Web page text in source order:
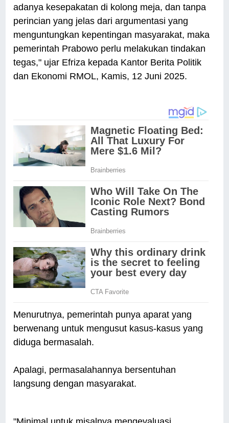
adanya kesepakatan di kolong meja, dan tanpa
perincian yang jelas dari argumentasi yang
menguntungkan kepentingan masyarakat, maka
pemerintah Prabowo perlu melakukan tindakan
tegas," ujar Efriza kepada Kantor Berita Politik
dan Ekonomi RMOL, Kamis, 12 Juni 2025.
Menurutnya, pemerintah punya aparat yang
berwenang untuk mengusut kasus-kasus yang
diduga bermasalah.
Apalagi, permasalahannya bersentuhan
langsung dengan masyarakat.